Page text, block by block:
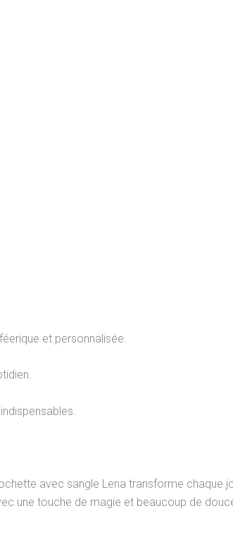
et personnalisée.
avec sangle Lena transforme chaque
une touche de magie et beaucoup de